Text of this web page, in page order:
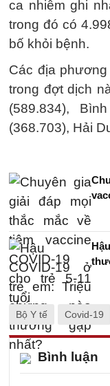
ca nhiễm ghi
trong đó có
bố khỏi bệnh.
Các địa
trong đợt dịch
(589.834),
(368.703), Hải
Bộ Y tế Covid-19
Bình luận